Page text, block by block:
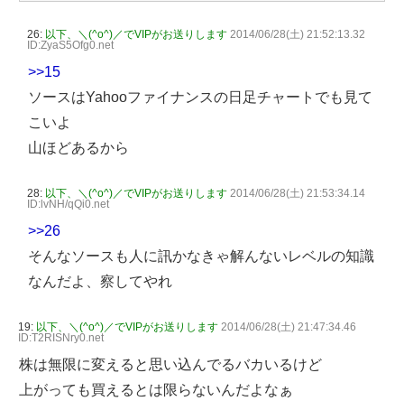
26: 以下、＼(^o^)／でVIPがお送りします 2014/06/28(土) 21:52:13.32
ID:ZyaS5Ofg0.net
>>15
ソースはYahooファイナンスの日足チャートでも見て
こいよ
山ほどあるから
28: 以下、＼(^o^)／でVIPがお送りします 2014/06/28(土) 21:53:34.14
ID:lvNH/qQi0.net
>>26
そんなソースも人に訊かなきゃ解んないレベルの知識
なんだよ、察してやれ
19: 以下、＼(^o^)／でVIPがお送りします 2014/06/28(土) 21:47:34.46
ID:T2RISNry0.net
株は無限に変えると思い込んでるバカいるけど
上がっても買えるとは限らないんだよなぁ